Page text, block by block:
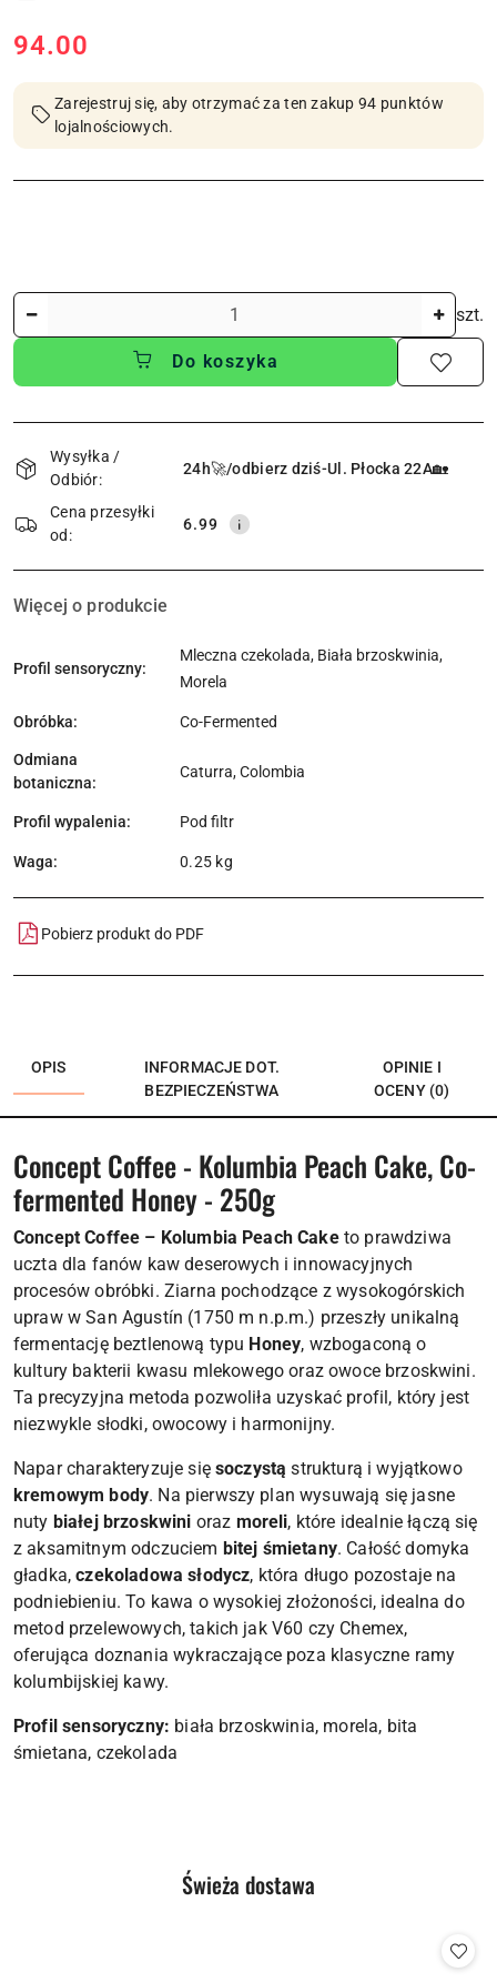
cena:
94.00
Zarejestruj się, aby otrzymać za ten zakup 94 punktów
lojalnościowych.
szt.
Do koszyka
Dostępność
i
dostawa
Wysyłka /
Odbiór:
24h🚀/odbierz dziś-Ul. Płocka 22A🏡
Cena przesyłki
od:
6.99
Więcej o produkcie
Profil sensoryczny:
Mleczna czekolada, Biała brzoskwinia,
Morela
Obróbka: Co-Fermented
Odmiana
botaniczna:
Caturra, Colombia
Profil wypalenia: Pod filtr
Waga: 0.25 kg
Pobierz produkt do PDF
OPIS
INFORMACJE DOT.
BEZPIECZEŃSTWA
OPINIE I
OCENY (0)
Concept Coffee - Kolumbia Peach Cake, Co-
fermented Honey - 250g
Concept Coffee – Kolumbia Peach Caketo prawdziwa
uczta dla fanów kaw deserowych i innowacyjnych
procesów obróbki. Ziarna pochodzące z wysokogórskich
upraw w San Agustín (1750 m n.p.m.) przeszły unikalną
fermentację beztlenową typu Honey, wzbogaconą o
kultury bakterii kwasu mlekowego oraz owoce brzoskwini.
Ta precyzyjna metoda pozwoliła uzyskać profil, który jest
niezwykle słodki, owocowy i harmonijny.
Napar charakteryzuje się soczystą strukturą i wyjątkowo
kremowym body. Na pierwszy plan wysuwają się jasne
nuty białej brzoskwini oraz moreli, które idealnie łączą się
z aksamitnym odczuciem bitej śmietany. Całość domyka
gładka,czekoladowa słodycz, która długo pozostaje na
podniebieniu. To kawa o wysokiej złożoności, idealna do
metod przelewowych, takich jak V60 czy Chemex,
oferująca doznania wykraczające poza klasyczne ramy
kolumbijskiej kawy.
Profil sensoryczny: biała brzoskwinia, morela, bita
śmietana, czekolada
Pomiń karuzelę produktów
Produkty
Świeża dostawa